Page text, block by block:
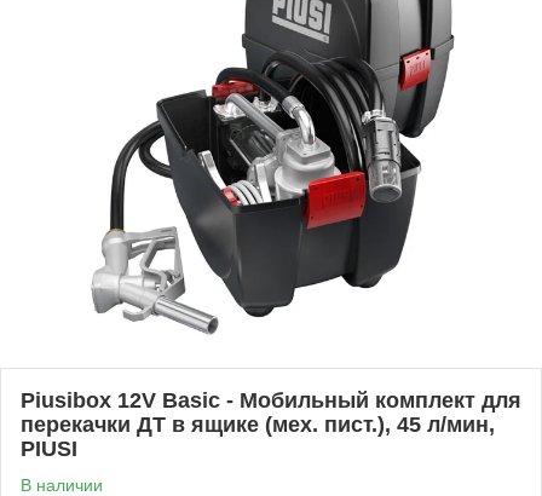
Piusibox 12V Basic - Мобильный комплект для
перекачки ДТ в ящике (мех. пист.), 45 л/мин,
PIUSI
В наличии